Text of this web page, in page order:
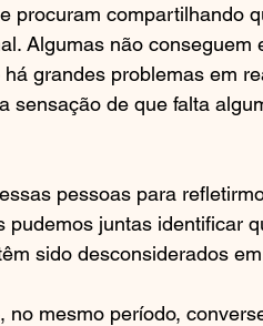
procuram compartilhando
Algumas não
grandes problemas em
sensação de que falta
pessoas para
pudemos juntas identificar
sido desconsiderados
no mesmo período,